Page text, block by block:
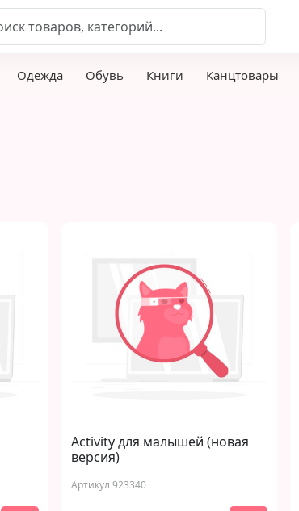
Одежда Обувь Книги Канцтовары
Activity для малышей (новая
версия)
Артикул 923340